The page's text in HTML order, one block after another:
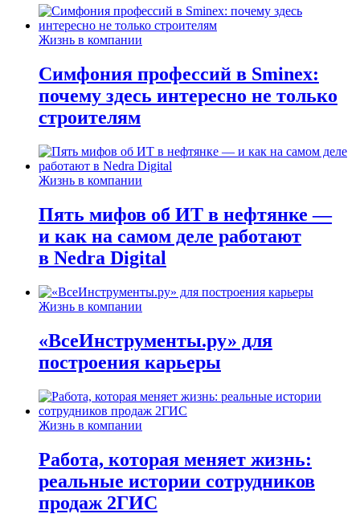
Жизнь в компании
Симфония профессий в Sminex:
почему здесь интересно не только
строителям
Жизнь в компании
Пять мифов об ИТ в нефтянке —
и как на самом деле работают
в Nedra Digital
Жизнь в компании
«ВсеИнструменты.ру» для
построения карьеры
Жизнь в компании
Работа, которая меняет жизнь:
реальные истории сотрудников
продаж 2ГИС